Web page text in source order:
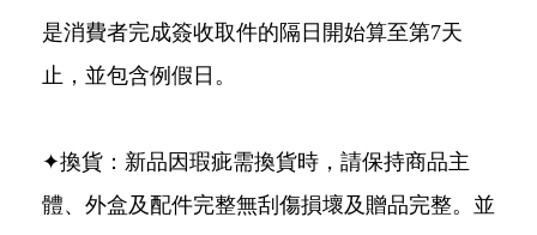
是消費者完成簽收取件的隔日開始算至第7天
止，並包含例假日。
✦換貨：新品因瑕疵需換貨時，請保持商品主
體、外盒及配件完整無刮傷損壞及贈品完整。並